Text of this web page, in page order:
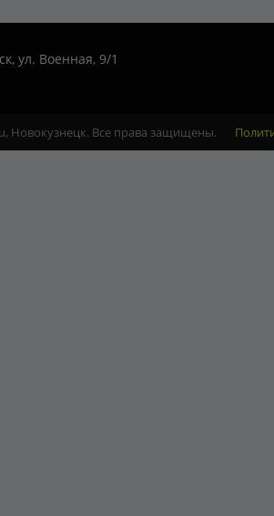
ул. Военная, 9/1
Новокузнецк. Все права защищены.